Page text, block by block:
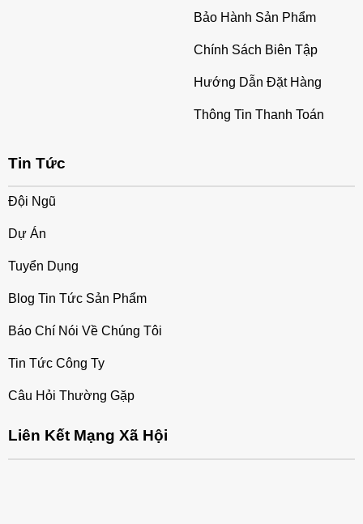
Bảo Hành Sản Phẩm
Chính Sách Biên Tập
Hướng Dẫn Đặt Hàng
Thông Tin Thanh Toán
Tin Tức
Đội Ngũ
Dự Án
Tuyển Dụng
Blog Tin Tức Sản Phẩm
Báo Chí Nói Về Chúng Tôi
Tin Tức Công Ty
Câu Hỏi Thường Gặp
Liên Kết Mạng Xã Hội